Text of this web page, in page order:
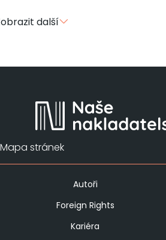
další
Mapa stránek
Autoři
Foreign Rights
Kariéra